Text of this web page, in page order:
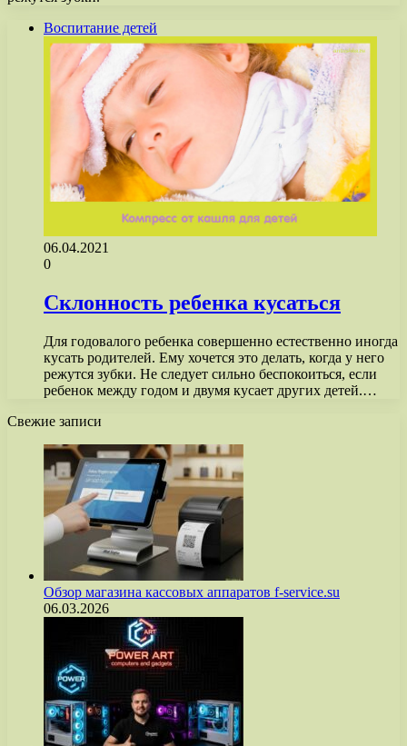
Воспитание детей
06.04.2021
0
Склонность ребенка кусаться
Для годовалого ребенка совершенно естественно иногда
кусать родителей. Ему хочется это делать, когда у него
режутся зубки. Не следует сильно беспокоиться, если
ребенок между годом и двумя кусает других детей.…
Свежие записи
Обзор магазина кассовых аппаратов f-service.su
06.03.2026